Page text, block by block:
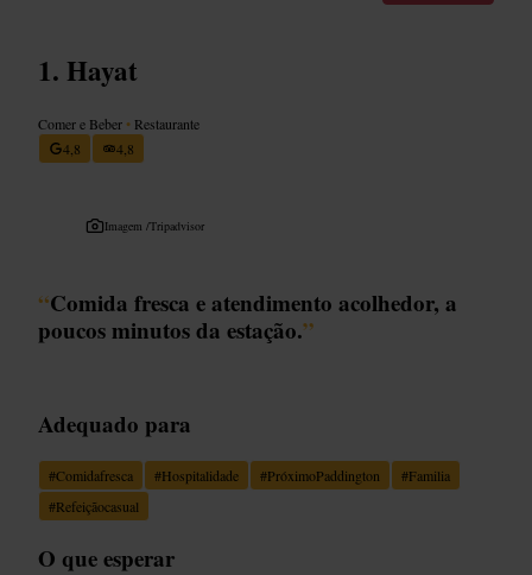
Hayat
Comer e Beber • Restaurante
4,8
4,8
Imagem /Tripadvisor
“Comida fresca e atendimento acolhedor, a
poucos minutos da estação.”
Adequado para
#Comidafresca #Hospitalidade #PróximoPaddington #Familia
#Refeiçãocasual
O que esperar